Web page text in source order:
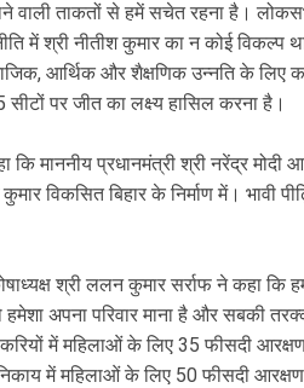
ताकतों से हमें सचेत रहना है।
में श्री नीतीश कुमार का न कोई विकल्प
आर्थिक और शैक्षणिक उन्नति के लिए
पर जीत का लक्ष्य हासिल करना है।
माननीय प्रधानमंत्री श्री नरेंद्र मोदी
कुमार विकसित बिहार के निर्माण में।
श्री ललन कुमार सर्राफ ने कहा कि
हमेशा अपना परिवार माना है और सबकी
में महिलाओं के लिए 35 फीसदी
में महिलाओं के लिए 50 फीसदी